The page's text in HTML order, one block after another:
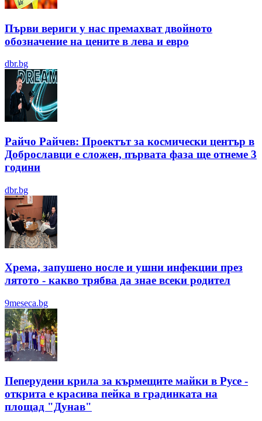
Първи вериги у нас премахват двойното
обозначение на цените в лева и евро
dbr.bg
Райчо Райчев: Проектът за космически център в
Доброславци е сложен, първата фаза ще отнеме 3
години
dbr.bg
Хрема, запушено носле и ушни инфекции през
лятотo - какво трябва да знае всеки родител
9meseca.bg
Пеперудени крила за кърмещите майки в Русе -
открита е красива пейка в градинката на
площад "Дунав"